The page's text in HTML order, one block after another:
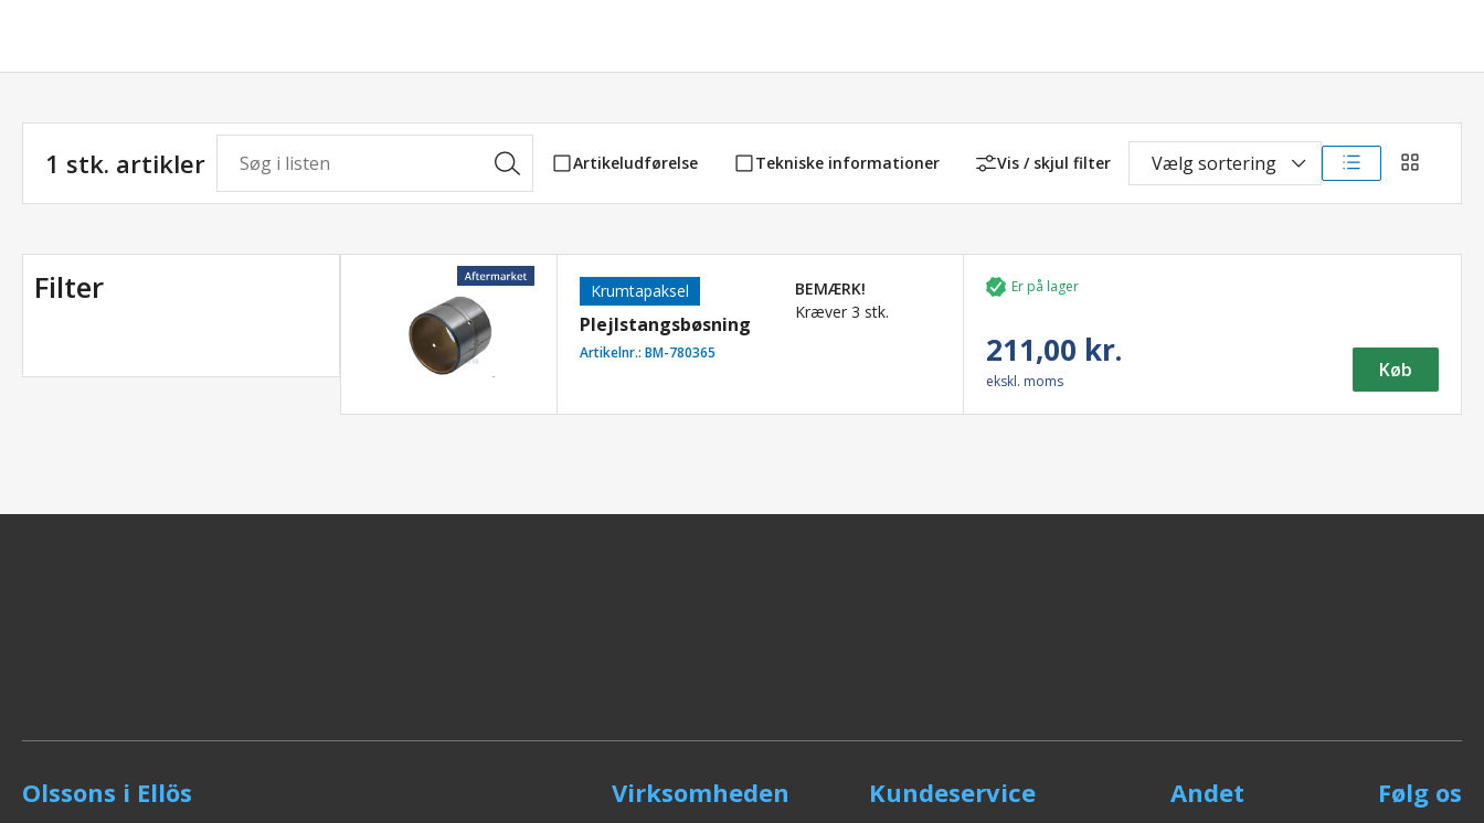
1 stk. artikler Artikeludførelse Tekniske informationer Vis / skjul filter Vælg sortering
listevisning
Filter Krumtapaksel
Plejlstangsbøsning
Artikelnr.:BM-780365
BEMÆRK!
Kræver 3 stk.
Er på lager
211,00 kr.
ekskl. moms Køb
Olssons i Ellös Virksomheden Kundeservice Andet Følg os